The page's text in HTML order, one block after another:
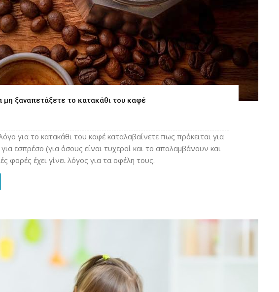
μη ξαναπετάξετε το κατακάθι του καφέ
για το κατακάθι του καφέ καταλαβαίνετε πως πρόκειται για
εσπρέσο (για όσους είναι τυχεροί και το απολαμβάνουν και
φορές έχει γίνει λόγος για τα οφέλη τους.